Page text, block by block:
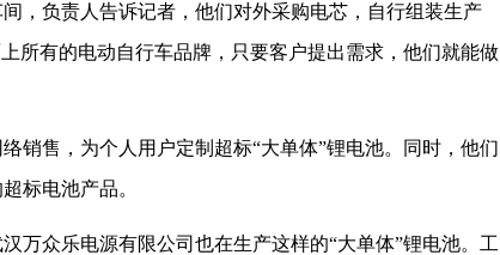
，负责人告诉记者，他们对外采购电芯，自行组装生产
所有的电动自行车品牌，只要客户提出需求，他们就能做
销售，为个人用户定制超标“大单体”锂电池。同时，他们
标电池产品。
万众乐电源有限公司也在生产这样的“大单体”锂电池。工